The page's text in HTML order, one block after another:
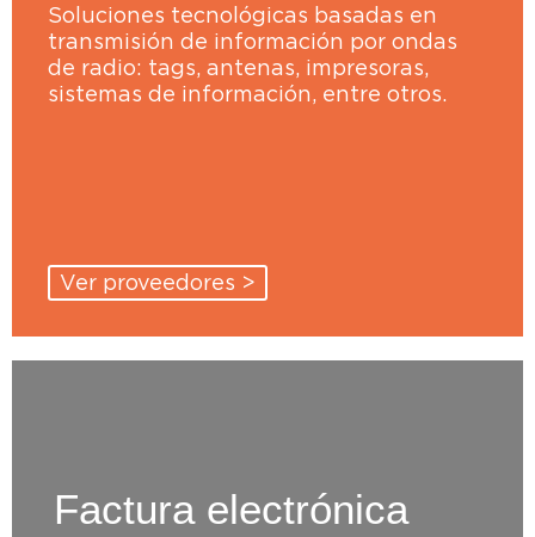
Soluciones tecnológicas basadas en
transmisión de información por ondas
de radio: tags, antenas, impresoras,
sistemas de información, entre otros.
Ver proveedores >
Factura electrónica